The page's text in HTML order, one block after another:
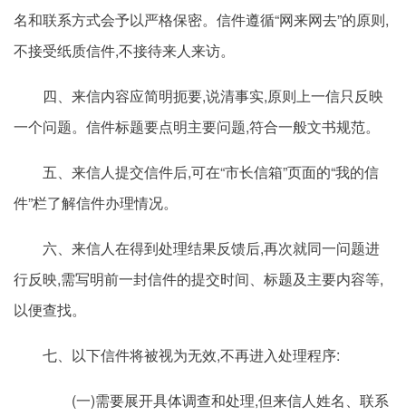
名和联系方式会予以严格保密。信件遵循“网来网去”的原则,
不接受纸质信件,不接待来人来访。
四、来信内容应简明扼要,说清事实,原则上一信只反映
一个问题。信件标题要点明主要问题,符合一般文书规范。
五、来信人提交信件后,可在“市长信箱”页面的“我的信
件”栏了解信件办理情况。
六、来信人在得到处理结果反馈后,再次就同一问题进
行反映,需写明前一封信件的提交时间、标题及主要内容等,
以便查找。
七、以下信件将被视为无效,不再进入处理程序:
(一)需要展开具体调查和处理,但来信人姓名、联系